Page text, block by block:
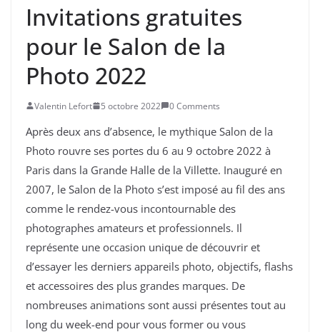
Invitations gratuites
pour le Salon de la
Photo 2022
Valentin Lefort 5 octobre 2022 0 Comments
Après deux ans d’absence, le mythique Salon de la
Photo rouvre ses portes du 6 au 9 octobre 2022 à
Paris dans la Grande Halle de la Villette. Inauguré en
2007, le Salon de la Photo s’est imposé au fil des ans
comme le rendez-vous incontournable des
photographes amateurs et professionnels. Il
représente une occasion unique de découvrir et
d’essayer les derniers appareils photo, objectifs, flashs
et accessoires des plus grandes marques. De
nombreuses animations sont aussi présentes tout au
long du week-end pour vous former ou vous